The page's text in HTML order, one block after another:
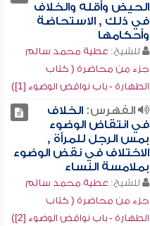
الحيض وأقله والخلاف
في ذلك , الاستحاضة
وأحكامها
للشيخ: عطية محمد سالم
جزء من محاضرة ( كتاب
الطهارة - باب نواقض الوضوء [1])
الفهرس:الخلاف
في انتقاض الوضوء
بمس الرجل للمرأة ,
الاختلاف في نقض الوضوء
بملامسة النساء
للشيخ: عطية محمد سالم
جزء من محاضرة ( كتاب
الطهارة - باب نواقض الوضوء [2])